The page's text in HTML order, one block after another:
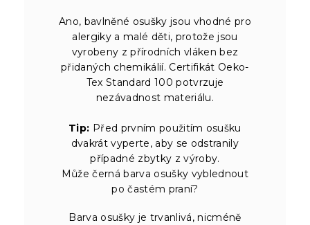
Ano, bavlněné osušky jsou vhodné pro
alergiky a malé děti, protože jsou
vyrobeny z přírodních vláken bez
přidaných chemikálií. Certifikát Oeko-
Tex Standard 100 potvrzuje
nezávadnost materiálu.
Tip: Před prvním použitím osušku
dvakrát vyperte, aby se odstranily
případné zbytky z výroby.
Může černá barva osušky vyblednout
po častém praní?
Barva osušky je trvanlivá, nicméně